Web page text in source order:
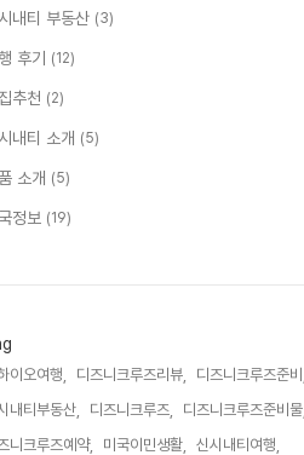
내티 부동산 (3)
후기 (12)
추천 (2)
내티 소개 (5)
소개 (5)
정보 (19)
이오여행, 디즈니크루즈리뷰,
디즈니크루즈준비,
내티부동산,
디즈니크루즈,
디즈니크루즈준비물,
니크루즈예약,
미국이민생활,
신시내티여행,